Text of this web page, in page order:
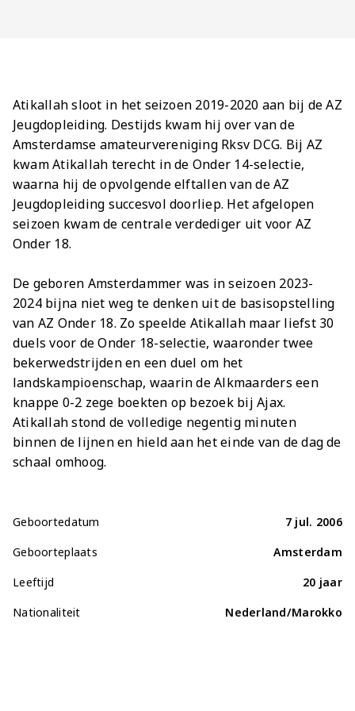
Atikallah sloot in het seizoen 2019-2020 aan bij de AZ
Jeugdopleiding. Destijds kwam hij over van de
Amsterdamse amateurvereniging Rksv DCG. Bij AZ
kwam Atikallah terecht in de Onder 14-selectie,
waarna hij de opvolgende elftallen van de AZ
Jeugdopleiding succesvol doorliep. Het afgelopen
seizoen kwam de centrale verdediger uit voor AZ
Onder 18.
De geboren Amsterdammer was in seizoen 2023-
2024 bijna niet weg te denken uit de basisopstelling
van AZ Onder 18. Zo speelde Atikallah maar liefst 30
duels voor de Onder 18-selectie, waaronder twee
bekerwedstrijden en een duel om het
landskampioenschap, waarin de Alkmaarders een
knappe 0-2 zege boekten op bezoek bij Ajax.
Atikallah stond de volledige negentig minuten
binnen de lijnen en hield aan het einde van de dag de
schaal omhoog.
Geboortedatum
7 jul. 2006
Geboorteplaats
Amsterdam
Leeftijd
20 jaar
Nationaliteit
Nederland/Marokko